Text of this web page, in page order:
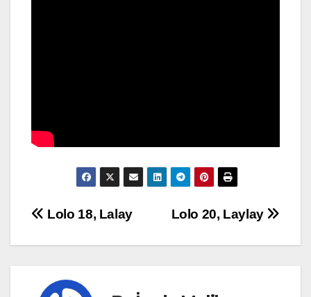
Post
navigation
Lolo 20, Laylay
Lolo 18, Lalay